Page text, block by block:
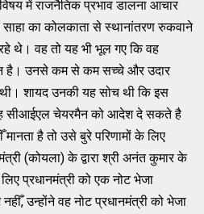
में राजनैतिक प्रभाव डालना आचार
का कोलकाता से स्थानांतरण रुकवाने
थे। वह तो यह भी भूल गए कि वह
है। उनसे कम से कम सच्चे और उदार
थी। शायद उनकी यह सोच थी कि इस
सीआईएल चेयरमैन को आदेश दे सकते है
है तो उसे बुरे परिणामों के लिए
(कोयला) के द्वारा श्री अनंत कुमार के
प्रधानमंत्री को एक नोट भेजा
उन्होंने वह नोट प्रधानमंत्री को भेजा